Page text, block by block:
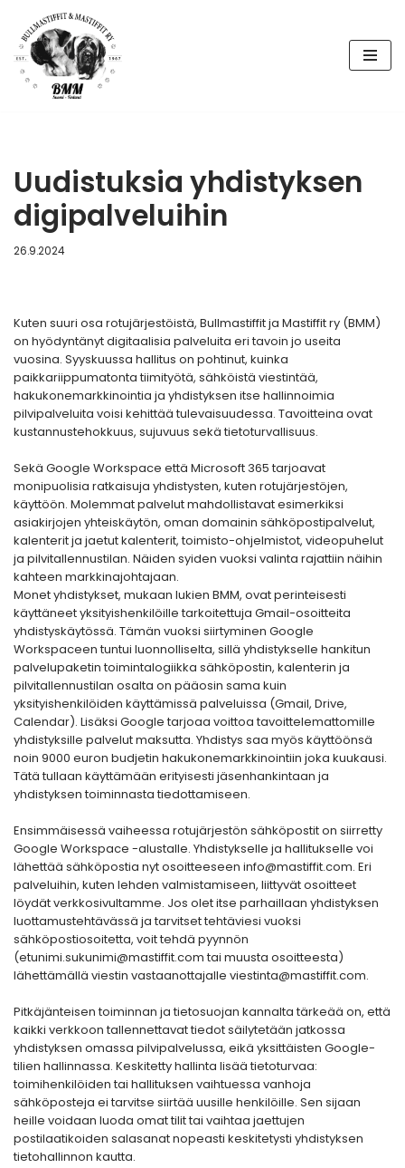
Siirry
suoraan
sisältöön
Uudistuksia yhdistyksen
digipalveluihin
26.9.2024
Kuten suuri osa rotujärjestöistä, Bullmastiffit ja Mastiffit ry (BMM)
on hyödyntänyt digitaalisia palveluita eri tavoin jo useita
vuosina. Syyskuussa hallitus on pohtinut, kuinka
paikkariippumatonta tiimityötä, sähköistä viestintää,
hakukonemarkkinointia ja yhdistyksen itse hallinnoimia
pilvipalveluita voisi kehittää tulevaisuudessa. Tavoitteina ovat
kustannustehokkuus, sujuvuus sekä tietoturvallisuus.
Sekä Google Workspace että Microsoft 365 tarjoavat
monipuolisia ratkaisuja yhdistysten, kuten rotujärjestöjen,
käyttöön. Molemmat palvelut mahdollistavat esimerkiksi
asiakirjojen yhteiskäytön, oman domainin sähköpostipalvelut,
kalenterit ja jaetut kalenterit, toimisto-ohjelmistot, videopuhelut
ja pilvitallennustilan. Näiden syiden vuoksi valinta rajattiin näihin
kahteen markkinajohtajaan.
Monet yhdistykset, mukaan lukien BMM, ovat perinteisesti
käyttäneet yksityishenkilöille tarkoitettuja Gmail-osoitteita
yhdistyskäytössä. Tämän vuoksi siirtyminen Google
Workspaceen tuntui luonnolliselta, sillä yhdistykselle hankitun
palvelupaketin toimintalogiikka sähköpostin, kalenterin ja
pilvitallennustilan osalta on pääosin sama kuin
yksityishenkilöiden käyttämissä palveluissa (Gmail, Drive,
Calendar). Lisäksi Google tarjoaa voittoa tavoittelemattomille
yhdistyksille palvelut maksutta. Yhdistys saa myös käyttöönsä
noin 9000 euron budjetin hakukonemarkkinointiin joka kuukausi.
Tätä tullaan käyttämään erityisesti jäsenhankintaan ja
yhdistyksen toiminnasta tiedottamiseen.
Ensimmäisessä vaiheessa rotujärjestön sähköpostit on siirretty
Google Workspace -alustalle. Yhdistykselle ja hallitukselle voi
lähettää sähköpostia nyt osoitteeseen info@mastiffit.com. Eri
palveluihin, kuten lehden valmistamiseen, liittyvät osoitteet
löydät verkkosivultamme. Jos olet itse parhaillaan yhdistyksen
luottamustehtävässä ja tarvitset tehtäviesi vuoksi
sähköpostiosoitetta, voit tehdä pyynnön
(etunimi.sukunimi@mastiffit.com tai muusta osoitteesta)
lähettämällä viestin vastaanottajalle viestinta@mastiffit.com.
Pitkäjänteisen toiminnan ja tietosuojan kannalta tärkeää on, että
kaikki verkkoon tallennettavat tiedot säilytetään jatkossa
yhdistyksen omassa pilvipalvelussa, eikä yksittäisten Google-
tilien hallinnassa. Keskitetty hallinta lisää tietoturvaa:
toimihenkilöiden tai hallituksen vaihtuessa vanhoja
sähköposteja ei tarvitse siirtää uusille henkilöille. Sen sijaan
heille voidaan luoda omat tilit tai vaihtaa jaettujen
postilaatikoiden salasanat nopeasti keskitetysti yhdistyksen
tietohallinnon kautta.